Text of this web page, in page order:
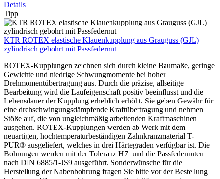
Details
Tipp
KTR ROTEX elastische Klauenkupplung aus Grauguss (GJL)
zylindrisch gebohrt mit Passfedernut
ROTEX-Kupplungen zeichnen sich durch kleine Baumaße, geringe
Gewichte und niedrige Schwungmomente bei hoher
Drehmomentübertragung aus. Durch die präzise, allseitige
Bearbeitung wird die Laufeigenschaft positiv beeinflusst und die
Lebensdauer der Kupplung erheblich erhöht. Sie geben Gewähr für
eine drehschwingungsdämpfende Kraftübertragung und nehmen
Stöße auf, die von ungleichmäßig arbeitenden Kraftmaschinen
ausgehen. ROTEX-Kupplungen werden ab Werk mit dem
neuartigen, hochtemperaturbeständigen Zahnkranzmaterial T-
PUR® ausgeliefert, welches in drei Härtegraden verfügbar ist. Die
Bohrungen werden mit der Toleranz H7 und die Passfedernuten
nach DIN 6885/1-JS9 ausgeführt. Sonderwünsche für die
Herstellung der Nabenbohrung fragen Sie bitte vor der Bestellung